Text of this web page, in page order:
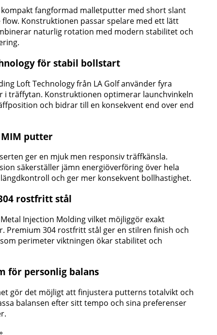
kompakt fangformad malletputter med short slant
Konstruktionen passar spelare med ett lätt
naturlig rotation med modern stabilitet och
för stabil bollstart
Loft Technology från LA Golf använder fyra
i träffytan. Konstruktionen optimerar launchvinkeln
och bidrar till en konsekvent end over end
MIM putter
ger en mjuk men responsiv träffkänsla.
säkerställer jämn energiöverföring över hela
och ger mer konsekvent bollhastighet.
rostfritt stål
Injection Molding vilket möjliggör exakt
Premium 304 rostfritt stål ger en stilren finish och
perimeter viktningen ökar stabilitet och
för personlig balans
gör det möjligt att finjustera putterns totalvikt och
balansen efter sitt tempo och sina preferenser